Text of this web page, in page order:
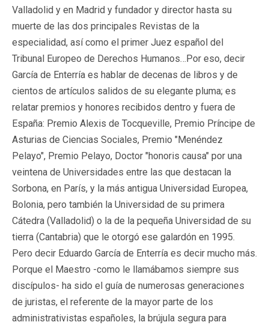
Valladolid y en Madrid y fundador y director hasta su
muerte de las dos principales Revistas de la
especialidad, así como el primer Juez español del
Tribunal Europeo de Derechos Humanos…Por eso, decir
García de Enterría es hablar de decenas de libros y de
cientos de artículos salidos de su elegante pluma; es
relatar premios y honores recibidos dentro y fuera de
España: Premio Alexis de Tocqueville, Premio Príncipe de
Asturias de Ciencias Sociales, Premio "Menéndez
Pelayo", Premio Pelayo, Doctor "honoris causa" por una
veintena de Universidades entre las que destacan la
Sorbona, en París, y la más antigua Universidad Europea,
Bolonia, pero también la Universidad de su primera
Cátedra (Valladolid) o la de la pequeña Universidad de su
tierra (Cantabria) que le otorgó ese galardón en 1995.
Pero decir Eduardo García de Enterría es decir mucho más.
Porque el Maestro -como le llamábamos siempre sus
discípulos- ha sido el guía de numerosas generaciones
de juristas, el referente de la mayor parte de los
administrativistas españoles, la brújula segura para